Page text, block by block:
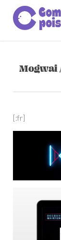
Skip
main
content
Mogwai
[:fr]